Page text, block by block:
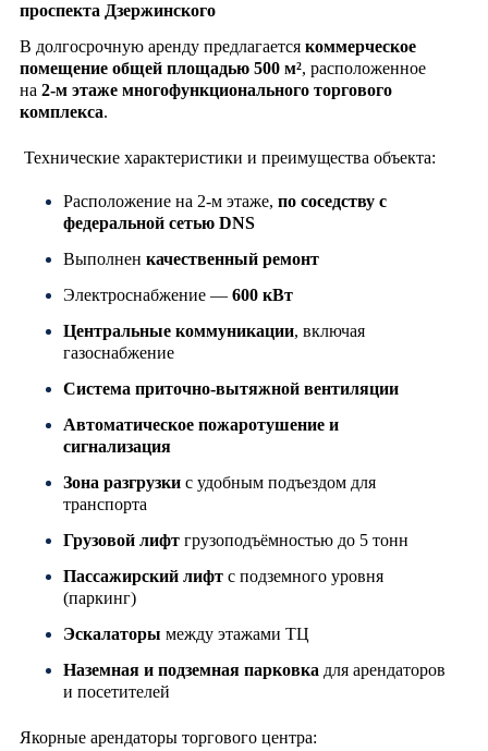
проспекта Дзержинского
В долгосрочную аренду предлагается коммерческое
помещение общей площадью 500 м², расположенное
на 2-м этаже многофункционального торгового
комплекса.
Технические характеристики и преимущества объекта:
Расположение на 2-м этаже, по соседству с
федеральной сетью DNS
Выполнен качественный ремонт
Электроснабжение — 600 кВт
Центральные коммуникации, включая
газоснабжение
Система приточно-вытяжной вентиляции
Автоматическое пожаротушение и
сигнализация
Зона разгрузки с удобным подъездом для
транспорта
Грузовой лифт грузоподъёмностью до 5 тонн
Пассажирский лифт с подземного уровня
(паркинг)
Эскалаторы между этажами ТЦ
Наземная и подземная парковка для арендаторов
и посетителей
Якорные арендаторы торгового центра: